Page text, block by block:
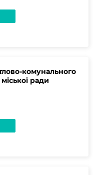
комунального
ради